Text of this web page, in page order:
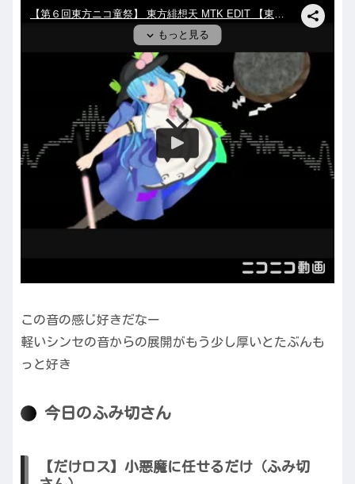
この音の感じ好きだなー
軽いシンセの音からの展開がもう少し厚いとたぶんも
っと好き
今日のふみ切さん
【だけロス】小悪魔に任せるだけ（ふみ切